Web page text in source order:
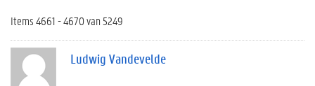
Items 4661 - 4670 van 5249
Ludwig Vandevelde